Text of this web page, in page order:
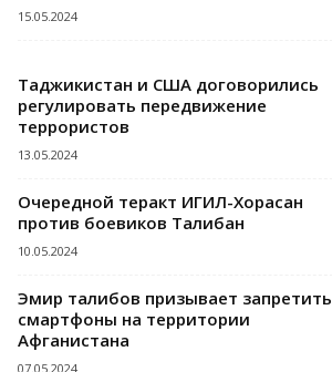
15.05.2024
Таджикистан и США договорились
регулировать передвижение
террористов
13.05.2024
Очередной теракт ИГИЛ-Хорасан
против боевиков Талибан
10.05.2024
Эмир талибов призывает запретить
смартфоны на территории
Афганистана
07.05.2024